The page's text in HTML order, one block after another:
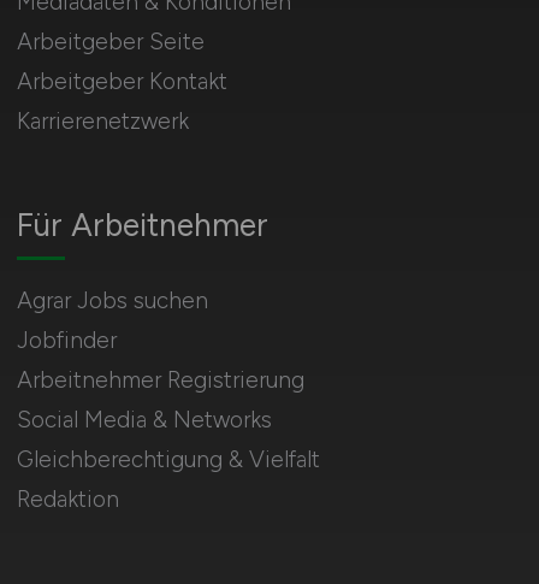
Für Arbeitnehmer
Agrar Jobs suchen
Jobfinder
Arbeitnehmer Registrierung
Social Media & Networks
Gleichberechtigung & Vielfalt
Redaktion
Arbeitgeber Seite
Arbeitgeber Kontakt
Karrierenetzwerk